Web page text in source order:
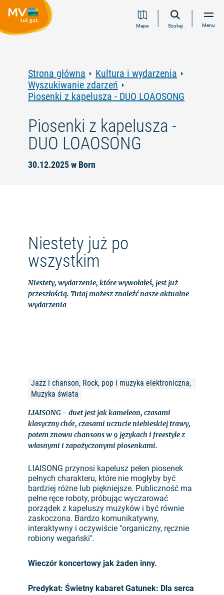
Przejdź
Przejdź
Przejdź
Przejdź
Mapa Szukaj Menu
Strona główna
Kultura i wydarzenia
Wyszukiwanie zdarzeń
Piosenki z kapelusza - DUO LOAOSONG
Piosenki z kapelusza -
DUO LOAOSONG
30.12.2025 w Born
Niestety już po
wszystkim
Niestety, wydarzenie, które wywołałeś, jest już
przeszłością. Tutaj możesz znaleźć nasze aktualne
wydarzenia
Jazz i chanson, Rock, pop i muzyka elektroniczna,
Muzyka świata
LIAISONG - duet jest jak kameleon, czasami
klasyczny chór, czasami uczucie niebieskiej trawy,
potem znowu chansons w 9 językach i freestyle z
własnymi i zapożyczonymi piosenkami.
LIAISONG przynosi kapelusz pełen piosenek
pełnych charakteru, które nie mogłyby być
bardziej różne lub piękniejsze. Publiczność ma
pełne ręce roboty, próbując wyczarować
porządek z kapeluszy muzyków i być równie
zaskoczona. Bardzo komunikatywny,
interaktywny i oczywiście "organiczny, ręcznie
robiony wegański".
Wieczór koncertowy jak żaden inny.
Predykat: Świetny kabaret Gatunek: Dla serca